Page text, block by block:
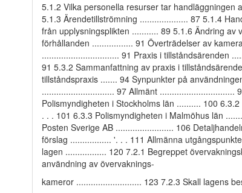
5.1.2 Vilka personella resurser tar handläggningen
5.1.3 Ärendetillströmning .................... 87 5.1.4
från upplysningsplikten ........... 89 5.1.6 Ändring av
förhållanden ................. 91 Överträdelser av
................................ 91 Praxis i tillståndsärenden
91 5.3.2 Sammanfattning av praxis i
tillståndspraxis ....... 94 Synpunkter på
.............................. 97 Allmänt ...............................
Polismyndigheten i Stockholms län .......... 100
. . . 101 6.3.3 Polismyndigheten i Malmöhus län
Posten Sverige AB ........................ 106
förslag ................. '. . . 111 Allmänna
lagen ................. 120 7.2.1 Begreppet
användning av övervaknings-
kameror ........................... 123 7.2.3 Skall lagens